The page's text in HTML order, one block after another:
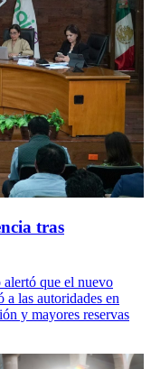
tras
que el nuevo
las autoridades en
y mayores reservas